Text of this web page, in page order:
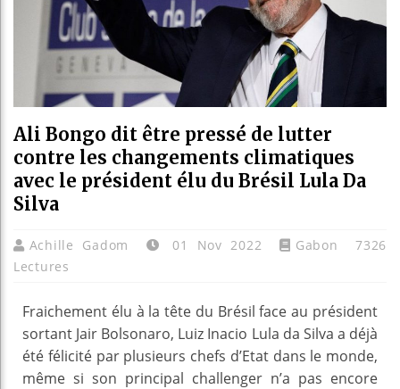
Ali Bongo dit être pressé de lutter
contre les changements climatiques
avec le président élu du Brésil Lula Da
Silva
Achille Gadom 01 Nov 2022 Gabon
7326
Lectures
Fraichement élu à la tête du Brésil face au président
sortant Jair Bolsonaro, Luiz Inacio Lula da Silva a déjà
été félicité par plusieurs chefs d’Etat dans le monde,
même si son principal challenger n’a pas encore